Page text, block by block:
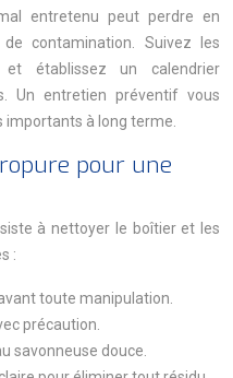
entretenu peut perdre en
contamination. Suivez les
et établissez un calendrier
Un entretien préventif vous
importants à long terme.
pour une
à nettoyer le boîtier et les
:
toute manipulation.
précaution.
savonneuse douce.